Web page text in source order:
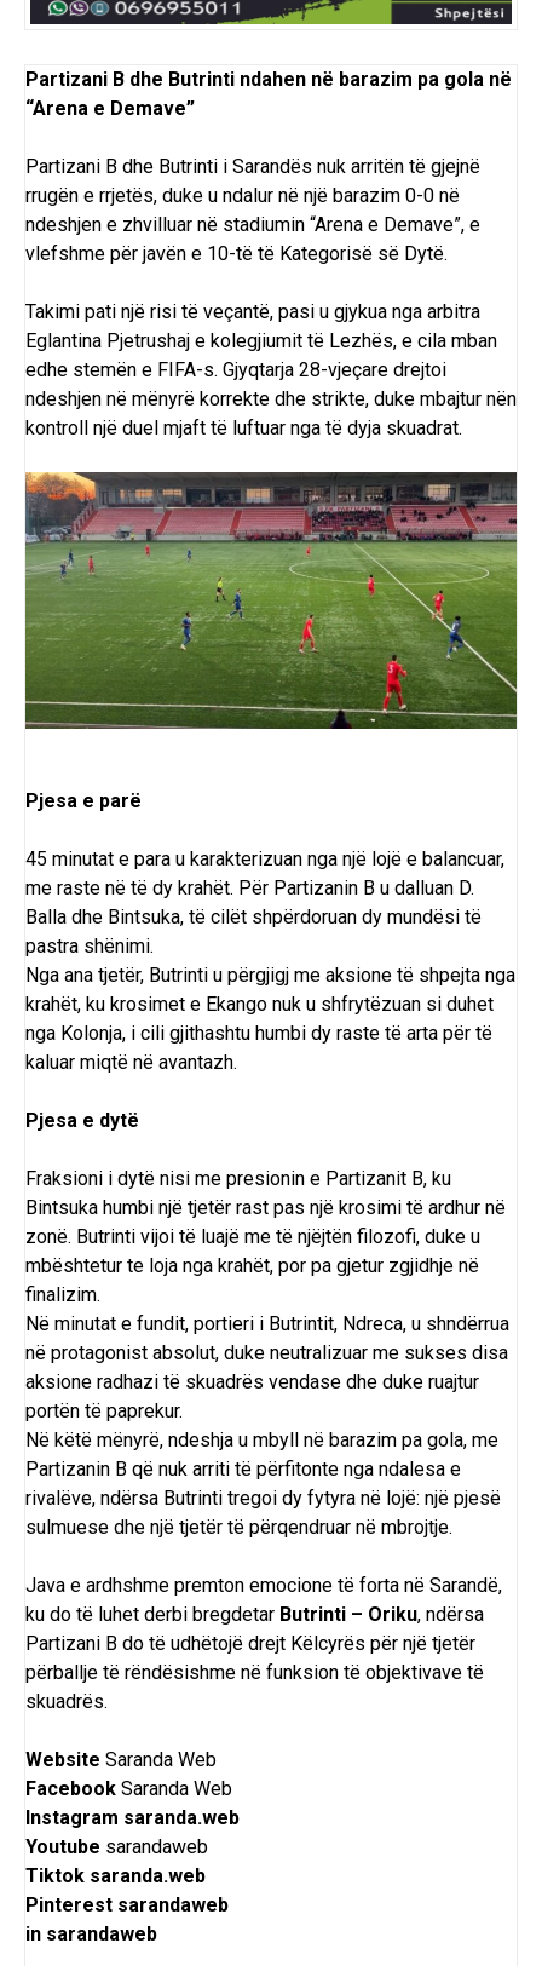
Partizani B dhe Butrinti ndahen në barazim pa gola në
“Arena e Demave”
Partizani B dhe Butrinti i Sarandës nuk arritën të gjejnë
rrugën e rrjetës, duke u ndalur në një barazim 0-0 në
ndeshjen e zhvilluar në stadiumin “Arena e Demave”, e
vlefshme për javën e 10-të të Kategorisë së Dytë.
Takimi pati një risi të veçantë, pasi u gjykua nga arbitra
Eglantina Pjetrushaj e kolegjiumit të Lezhës, e cila mban
edhe stemën e FIFA-s. Gjyqtarja 28-vjeçare drejtoi
ndeshjen në mënyrë korrekte dhe strikte, duke mbajtur nën
kontroll një duel mjaft të luftuar nga të dyja skuadrat.
Pjesa e parë
45 minutat e para u karakterizuan nga një lojë e balancuar,
me raste në të dy krahët. Për Partizanin B u dalluan D.
Balla dhe Bintsuka, të cilët shpërdoruan dy mundësi të
pastra shënimi.
Nga ana tjetër, Butrinti u përgjigj me aksione të shpejta nga
krahët, ku krosimet e Ekango nuk u shfrytëzuan si duhet
nga Kolonja, i cili gjithashtu humbi dy raste të arta për të
kaluar miqtë në avantazh.
Pjesa e dytë
Fraksioni i dytë nisi me presionin e Partizanit B, ku
Bintsuka humbi një tjetër rast pas një krosimi të ardhur në
zonë. Butrinti vijoi të luajë me të njëjtën filozofi, duke u
mbështetur te loja nga krahët, por pa gjetur zgjidhje në
finalizim.
Në minutat e fundit, portieri i Butrintit, Ndreca, u shndërrua
në protagonist absolut, duke neutralizuar me sukses disa
aksione radhazi të skuadrës vendase dhe duke ruajtur
portën të paprekur.
Në këtë mënyrë, ndeshja u mbyll në barazim pa gola, me
Partizanin B që nuk arriti të përfitonte nga ndalesa e
rivalëve, ndërsa Butrinti tregoi dy fytyra në lojë: një pjesë
sulmuese dhe një tjetër të përqendruar në mbrojtje.
Java e ardhshme premton emocione të forta në Sarandë,
ku do të luhet derbi bregdetar Butrinti – Oriku, ndërsa
Partizani B do të udhëtojë drejt Këlcyrës për një tjetër
përballje të rëndësishme në funksion të objektivave të
skuadrës.
Website Saranda Web
Facebook Saranda Web
Instagram saranda.web
Youtube sarandaweb
Tiktok saranda.web
Pinterest sarandaweb
in sarandaweb